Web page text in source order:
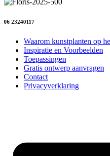
06 23240117
Waarom kunstplanten op
Inspiratie en Voorbeelden
Toepassingen
Gratis ontwerp aanvragen
Contact
Privacyverklaring